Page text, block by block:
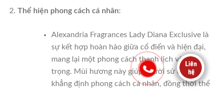
Thể hiện phong cách cá nhân:
Alexandria Fragrances Lady Diana Exclusive là
sự kết hợp hoàn hảo giữa cổ điển và hiện đại,
mang lại một phong cách thanh lịch và sang
trọng. Mùi hương này giúp người sử dụng
khẳng định phong cách cá nhân, đồng thời thể